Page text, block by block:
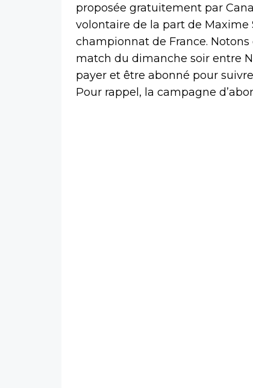
proposée gratuitement par
volontaire de la part de Maxime
championnat de France.
match du dimanche soir entre
payer et être abonné pour
Pour rappel, la campagne